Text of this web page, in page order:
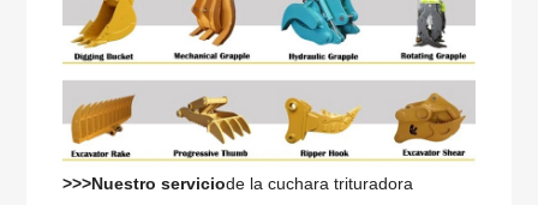
>>>Nuestro serviciode la cuchara trituradora